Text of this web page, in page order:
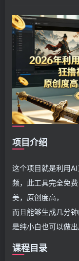
项目介绍
这个项目就是利用
频，此工具完全免
美，原创度高，
而且能够生成几分
是纯小白也可以做
课程目录